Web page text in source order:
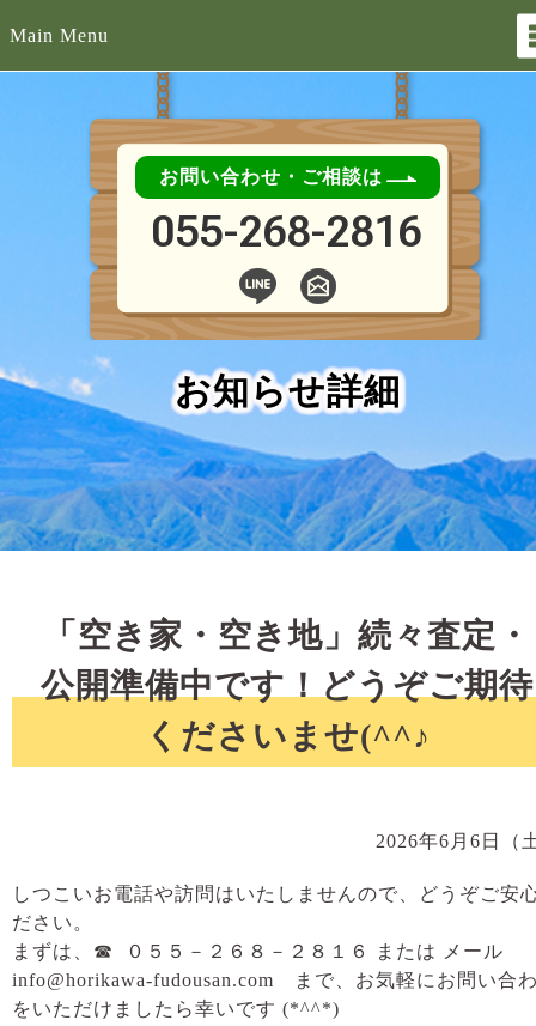
Main Menu
お問い合わせ・ご相談は
055-268-2816
お知らせ詳細
「空き家・空き地」続々査定・
公開準備中です！どうぞご期待
くださいませ(^^♪
2026年6月6日（
しつこいお電話や訪問はいたしませんので、どうぞご安
ださい。
まずは、☎ ０５５－２６８－２８１６ または メール
info@horikawa-fudousan.com まで、お気軽にお問い合
をいただけましたら幸いです (*^^*)